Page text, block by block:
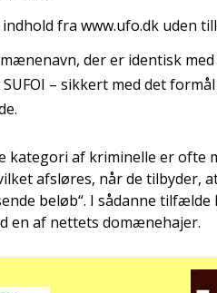
fra www.ufo.dk uden
der er iden­tisk
– sik­kert med det
kate­go­ri af kri­mi­nel­le er ofte
afslø­res, når de til­by­der,
beløb“. I sådan­ne
en af net­tets domæ­ne­ha­jer.